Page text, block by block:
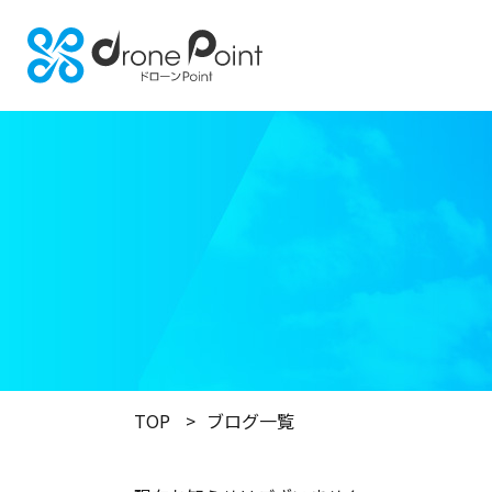
TOP ブログ一覧